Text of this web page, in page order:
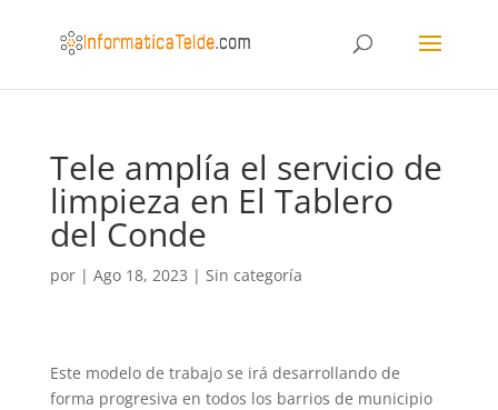
Tele amplía el servicio de
limpieza en El Tablero
del Conde
por | Ago 18, 2023 | Sin categoría
Este modelo de trabajo se irá desarrollando de
forma progresiva en todos los barrios de municipio